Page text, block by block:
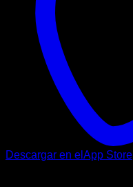
Descargar en el App Store